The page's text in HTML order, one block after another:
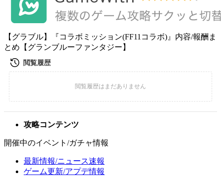
【グラブル】『コラボミッション(FF11コラボ)』内容/報酬ま
とめ【グランブルーファンタジー】
攻略コンテンツ
開催中のイベント/ガチャ情報
最新情報/ニュース速報
ゲーム更新/アプデ情報